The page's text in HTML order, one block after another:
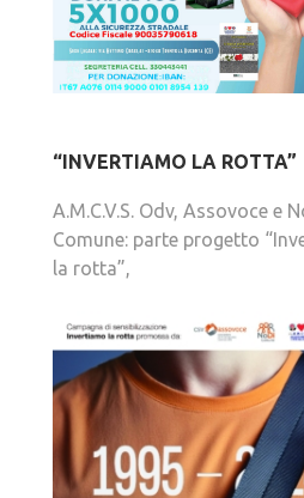
“INVERTIAMO LA ROTTA”
A.M.C.V.S. Odv, Assovoce e
Comune: parte progetto
la rotta”,